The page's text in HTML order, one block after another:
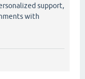
support,
with